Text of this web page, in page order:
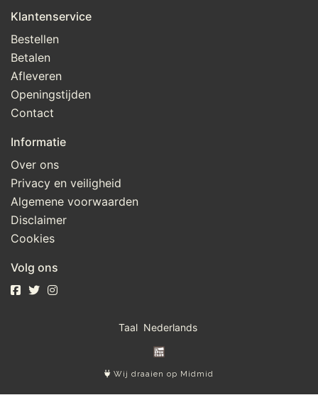
Klantenservice
Bestellen
Betalen
Afleveren
Openingstijden
Contact
Informatie
Over ons
Privacy en veiligheid
Algemene voorwaarden
Disclaimer
Cookies
Volg ons
Taal
Wij draaien op Midmid